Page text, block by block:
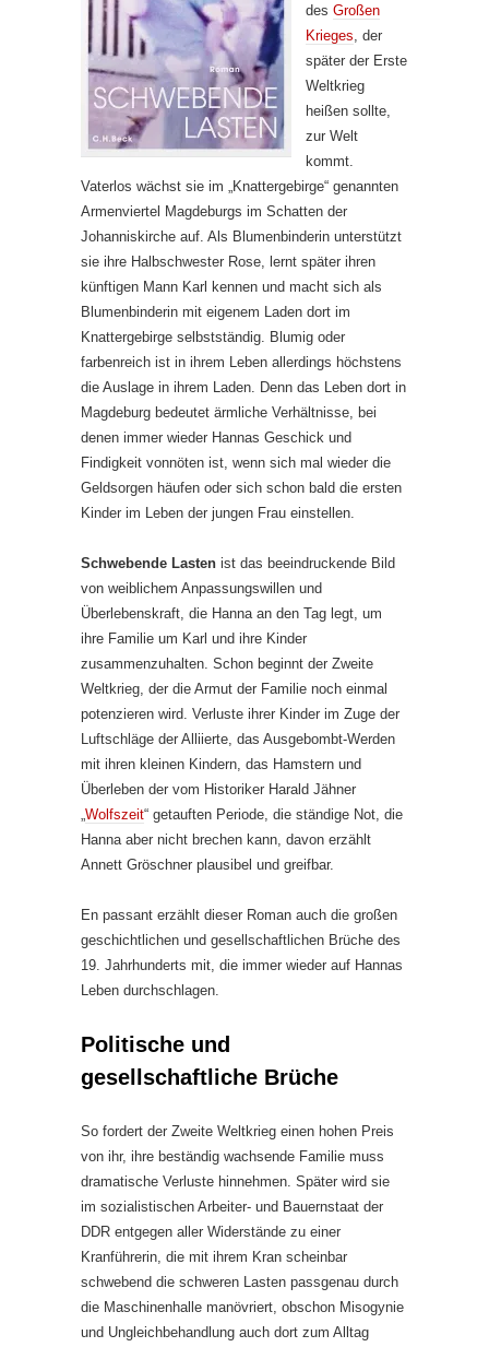
des Großen
Krieges , der
später der Erste
Weltkrieg
heißen sollte,
zur Welt
kommt.
Vaterlos wächst sie im „Knattergebirge“ genannten
Armenviertel Magdeburgs im Schatten der
Johanniskirche auf. Als Blumenbinderin unterstützt
sie ihre Halbschwester Rose, lernt später ihren
künftigen Mann Karl kennen und macht sich als
Blumenbinderin mit eigenem Laden dort im
Knattergebirge selbstständig. Blumig oder
farbenreich ist in ihrem Leben allerdings höchstens
die Auslage in ihrem Laden. Denn das Leben dort in
Magdeburg bedeutet ärmliche Verhältnisse, bei
denen immer wieder Hannas Geschick und
Findigkeit vonnöten ist, wenn sich mal wieder die
Geldsorgen häufen oder sich schon bald die ersten
Kinder im Leben der jungen Frau einstellen.
Schwebende Lasten ist das beeindruckende Bild
von weiblichem Anpassungswillen und
Überlebenskraft, die Hanna an den Tag legt, um
ihre Familie um Karl und ihre Kinder
zusammenzuhalten. Schon beginnt der Zweite
Weltkrieg, der die Armut der Familie noch einmal
potenzieren wird. Verluste ihrer Kinder im Zuge der
Luftschläge der Alliierte, das Ausgebombt-Werden
mit ihren kleinen Kindern, das Hamstern und
Überleben der vom Historiker Harald Jähner
Wolfszeit“ getauften Periode, die ständige Not, die
Hanna aber nicht brechen kann, davon erzählt
Annett Gröschner plausibel und greifbar.
En passant erzählt dieser Roman auch die großen
geschichtlichen und gesellschaftlichen Brüche des
19. Jahrhunderts mit, die immer wieder auf Hannas
Leben durchschlagen.
Politische und
gesellschaftliche Brüche
So fordert der Zweite Weltkrieg einen hohen Preis
von ihr, ihre beständig wachsende Familie muss
dramatische Verluste hinnehmen. Später wird sie
im sozialistischen Arbeiter- und Bauernstaat der
DDR entgegen aller Widerstände zu einer
Kranführerin, die mit ihrem Kran scheinbar
schwebend die schweren Lasten passgenau durch
die Maschinenhalle manövriert, obschon Misogynie
und Ungleichbehandlung auch dort zum Alltag